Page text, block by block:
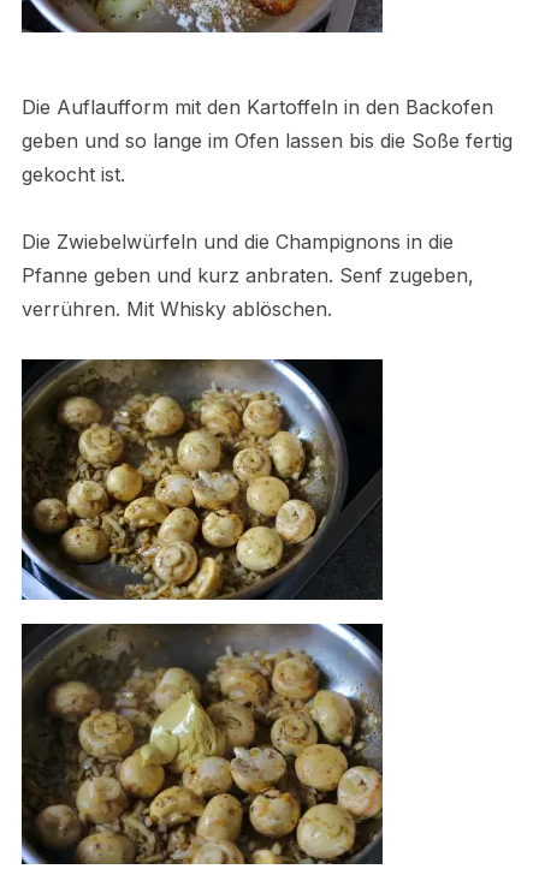
Die Auflaufform mit den Kartoffeln in den Backofen
geben und so lange im Ofen lassen bis die Soße fertig
gekocht ist.
Die Zwiebelwürfeln und die Champignons in die
Pfanne geben und kurz anbraten. Senf zugeben,
verrühren. Mit Whisky ablöschen.